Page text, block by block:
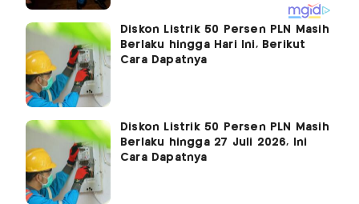
Diskon Listrik 50 Persen PLN Masih
Berlaku hingga Hari Ini, Berikut
Cara Dapatnya
Diskon Listrik 50 Persen PLN Masih
Berlaku hingga 27 Juli 2026, Ini
Cara Dapatnya